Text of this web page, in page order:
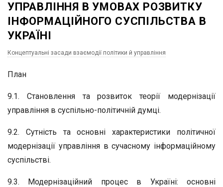
УПРАВЛІННЯ В УМОВАХ РОЗВИТКУ
ІНФОРМАЦІЙНОГО СУСПІЛЬСТВА В
УКРАЇНІ
Концептуальні засади взаємодії політики й управління
План
9.1. Становлення та розвиток теорії модернізації
управління в суспільно-політичній думці.
9.2. Сутність та основні характеристики політичної
модернізації управління в сучасному інформаційному
суспільстві.
9.3. Модернізаційний процес в Україні: основні